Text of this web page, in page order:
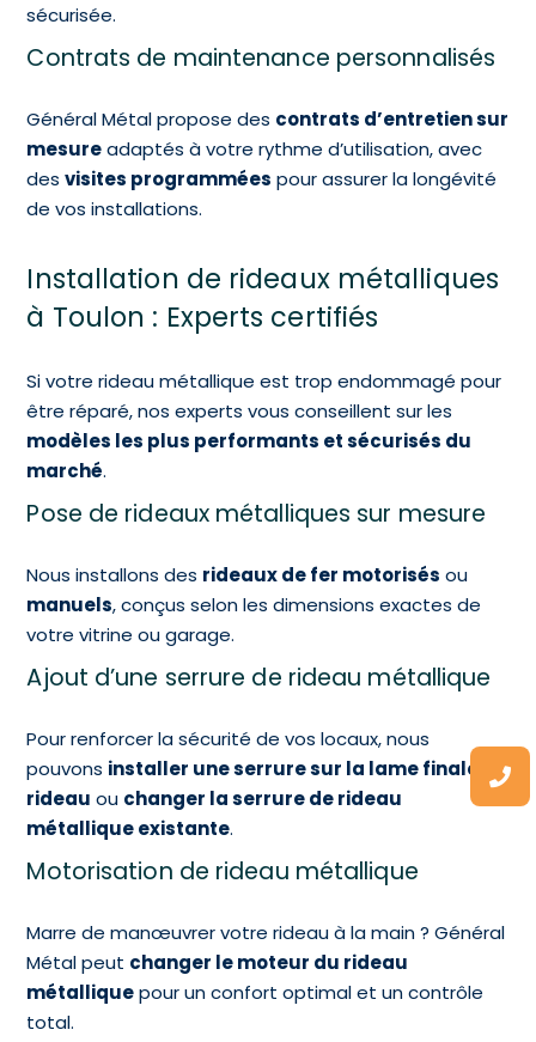
sécurisée.
Contrats de maintenance personnalisés
Général Métal propose des contrats d’entretien sur
mesureadaptés à votre rythme d’utilisation, avec
desvisites programmées pour assurer la longévité
de vos installations.
Installation de rideaux métalliques
à Toulon : Experts certifiés
Si votre rideau métallique est trop endommagé pour
être réparé, nos experts vous conseillent sur les
modèles les plus performants et sécurisés du
marché.
Pose de rideaux métalliques sur mesure
Nous installons des rideaux de fer motorisés ou
manuels, conçus selon les dimensions exactes de
votre vitrine ou garage.
Ajout d’une serrure de rideau métallique
Pour renforcer la sécurité de vos locaux, nous
pouvons installer une serrure sur la lame finale du
rideau ou changer la serrure de rideau
métallique existante.
Motorisation de rideau métallique
Marre de manœuvrer votre rideau à la main ? Général
Métal peut changer le moteur du rideau
métalliquepour un confort optimal et un contrôle
total.